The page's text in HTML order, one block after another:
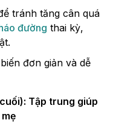
tránh tăng cân quá
đường thai kỳ,
đơn giản và dễ
Tập trung giúp